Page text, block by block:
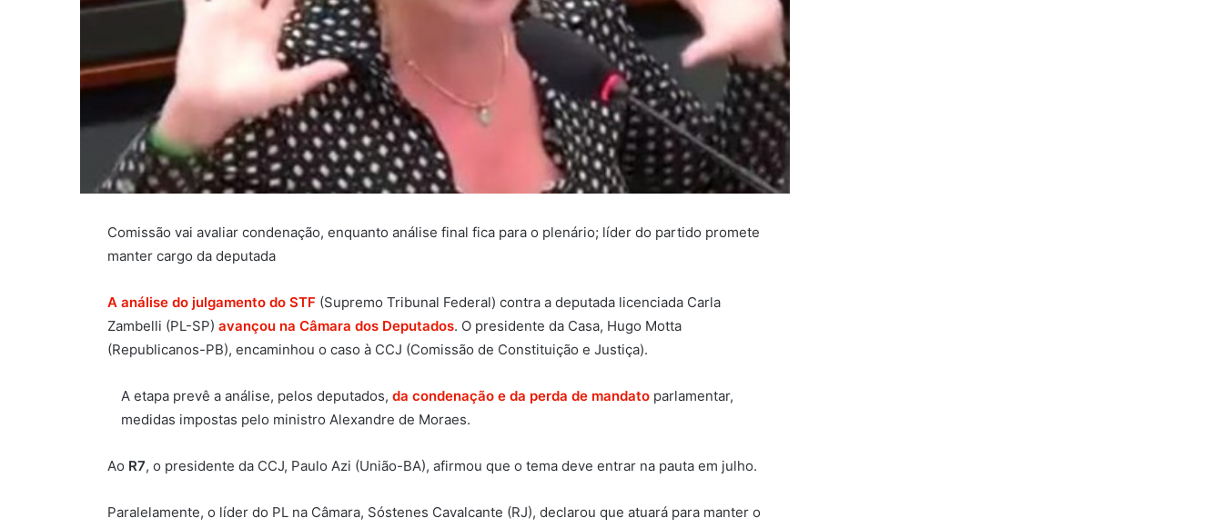
Comissão vai avaliar condenação, enquanto análise final fica para o plenário; líder do partido promete
manter cargo da deputada
A análise do julgamento do STF (Supremo Tribunal Federal) contra a deputada licenciada Carla
Zambelli (PL-SP) avançou na Câmara dos Deputados. O presidente da Casa, Hugo Motta
(Republicanos-PB), encaminhou o caso à CCJ (Comissão de Constituição e Justiça).
A etapa prevê a análise, pelos deputados, da condenação e da perda de mandato parlamentar,
medidas impostas pelo ministro Alexandre de Moraes.
Ao R7, o presidente da CCJ, Paulo Azi (União-BA), afirmou que o tema deve entrar na pauta em julho.
Paralelamente, o líder do PL na Câmara, Sóstenes Cavalcante (RJ), declarou que atuará para manter o